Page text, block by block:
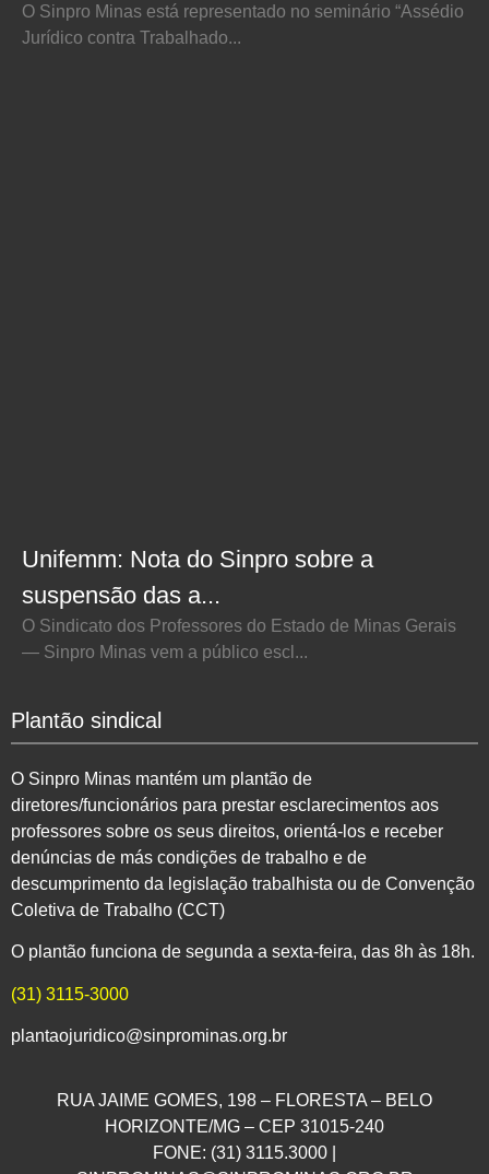
O Sinpro Minas está representado no seminário “Assédio
Jurídico contra Trabalhado...
Unifemm: Nota do Sinpro sobre a
suspensão das a...
O Sindicato dos Professores do Estado de Minas Gerais
— Sinpro Minas vem a público escl...
Plantão sindical
O Sinpro Minas mantém um plantão de
diretores/funcionários para prestar esclarecimentos aos
professores sobre os seus direitos, orientá-los e receber
denúncias de más condições de trabalho e de
descumprimento da legislação trabalhista ou de Convenção
Coletiva de Trabalho (CCT)
O plantão funciona de segunda a sexta-feira, das 8h às 18h.
(31) 3115-3000
plantaojuridico@sinprominas.org.br
RUA JAIME GOMES, 198 – FLORESTA – BELO
HORIZONTE/MG – CEP 31015-240
FONE: (31) 3115.3000 |